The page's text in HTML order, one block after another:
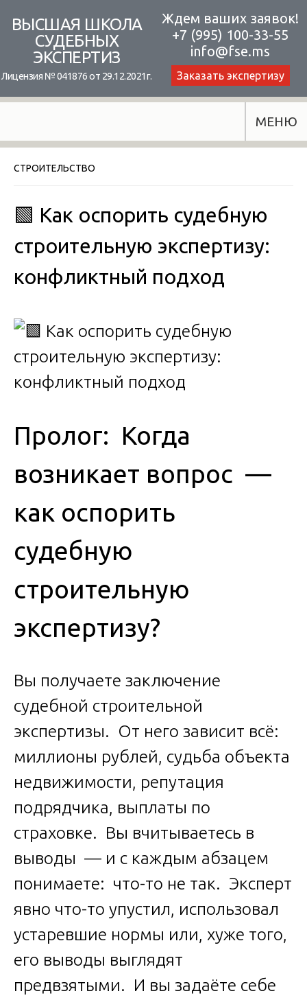
content
ВЫСШАЯ ШКОЛА
СУДЕБНЫХ
ЭКСПЕРТИЗ
Лицензия № 041876 от 29.12.2021г.
Ждем ваших заявок!
+7 (995) 100-33-55
info@fse.ms
Заказать экспертизу
МЕНЮ
СТРОИТЕЛЬСТВО
🟩 Как оспорить судебную
строительную экспертизу:
конфликтный подход
Пролог: Когда
возникает вопрос —
как оспорить
судебную
строительную
экспертизу?
Вы получаете заключение
судебной строительной
экспертизы. От него зависит всё:
миллионы рублей, судьба объекта
недвижимости, репутация
подрядчика, выплаты по
страховке. Вы вчитываетесь в
выводы — и с каждым абзацем
понимаете: что-то не так. Эксперт
явно что-то упустил, использовал
устаревшие нормы или, хуже того,
его выводы выглядят
предвзятыми. И вы задаёте себе